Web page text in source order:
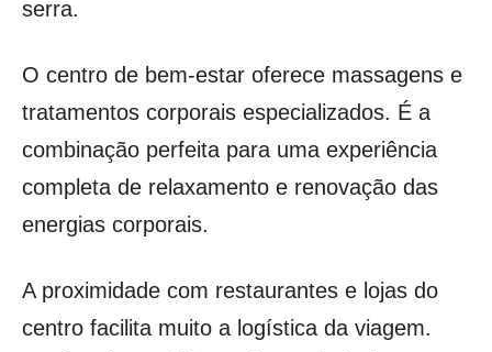
serra.
O centro de bem-estar oferece massagens e
tratamentos corporais especializados. É a
combinação perfeita para uma experiência
completa de relaxamento e renovação das
energias corporais.
A proximidade com restaurantes e lojas do
centro facilita muito a logística da viagem.